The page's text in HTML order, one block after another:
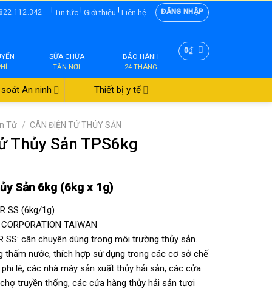
|Tin tức | Giới thiệu | Liên hệ ĐĂNG NHẬP
SỬA CHỮA
TẬN NƠI
BẢO HÀNH
24 THÁNG
0₫
An ninh Thiết bị y tế
Tử / CÂN ĐIỆN TỬ THỦY SẢN
Thủy Sản TPS6kg
Sản 6kg (6kg x 1g)
SS (6kg/1g)
TAIWAN
SS: cân chuyên dùng trong môi trường thủy sản.
thấm nước, thích hợp sử dụng trong các cơ sở chế
lê, các nhà máy sản xuất thủy hải sản, các cửa
truyền thống, các cửa hàng thủy hải sản tươi